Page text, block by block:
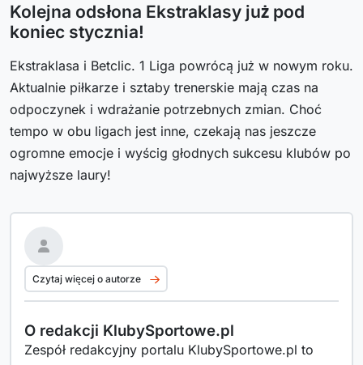
Kolejna odsłona Ekstraklasy już pod
koniec stycznia!
Ekstraklasa i Betclic. 1 Liga powrócą już w nowym roku.
Aktualnie piłkarze i sztaby trenerskie mają czas na
odpoczynek i wdrażanie potrzebnych zmian. Choć
tempo w obu ligach jest inne, czekają nas jeszcze
ogromne emocje i wyścig głodnych sukcesu klubów po
najwyższe laury!
Czytaj więcej o autorze
O redakcji KlubySportowe.pl
Zespół redakcyjny portalu KlubySportowe.pl to